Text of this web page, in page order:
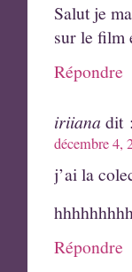
Salut je
sur le film
Répondre
iriiana dit :
décembre 4,
j’ai la
Répondre